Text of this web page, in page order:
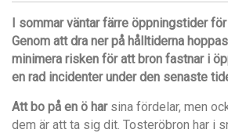
I sommar väntar färre öppningstider
Genom att dra ner på hålltiderna
minimera risken för att bron fastnar i
en rad incidenter under den senaste
Att bo på en ö harsina fördelar, men
dem är att ta sig dit. Tosteröbron har i